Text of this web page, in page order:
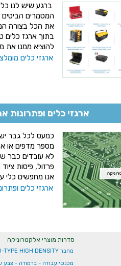
ברגע שיש לנו
המסמרים
את הכל בצורה
בתוך ארגז כלים
להוציא ממנו את
ארגזי כלים
ארגזי כלים ופתרונות
כמעט לכל גבר
מספר מדפים או
לא עובדים כבר
פרזול, פיסות
אנו מחפשים כלי
ארגזי כלים
סדרות מוצרי אלקטרוניקה
מחבר D-TYPE HIGH DENSITY להלחמה - זכר 26 מגעים
מכנסי עבודה - ברמודה - צבע